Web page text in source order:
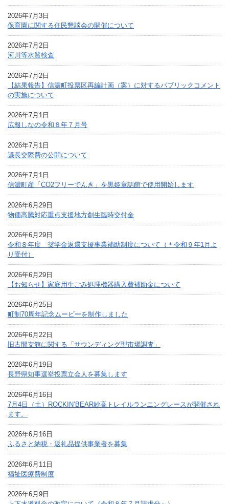
2026年7月3日
保育園に関する住民懇談会の開催について
2026年7月2日
河川等水質検査
2026年7月2日
【結果報告】信濃町投票区再編計画（案）に対するパブリックコメント
の実施について
2026年7月1日
広報しなの令和８年７月号
2026年7月1日
議長交際費の公開について
2026年7月1日
信濃町産「CO2フリーでんき」を黒姫童話館で使用開始します
2026年6月29日
物価高騰対応重点支援地方創生臨時交付金
2026年6月29日
令和８年度 奨学金返還支援事業補助制度について（＊令和９年1月よ
り受付）
2026年6月29日
【お知らせ】家庭用生ごみ処理機器購入費補助金について
2026年6月25日
町制70周年記念ムービーを制作しました
2026年6月22日
旧古間支館に関する「サウンディング型市場調査」
2026年6月19日
長野県知事選挙投票立会人を募集します
2026年6月16日
7月4日（土）ROCKIN’BEAR妙高トレイルランニングレースが開催され
ます。
2026年6月16日
ふるさと納税・返礼品提供事業者を募集
2026年6月11日
福祉医療費制度
2026年6月9日